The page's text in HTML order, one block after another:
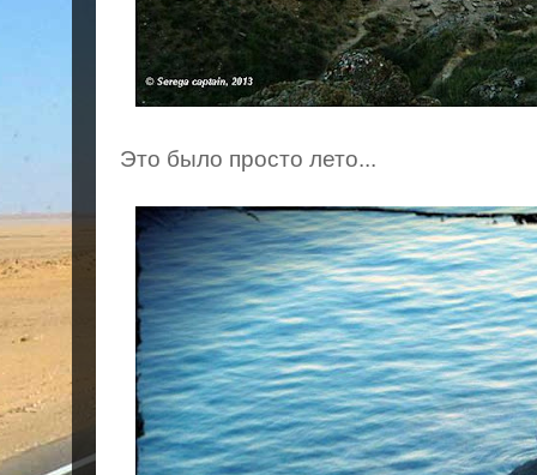
Это было просто лето...